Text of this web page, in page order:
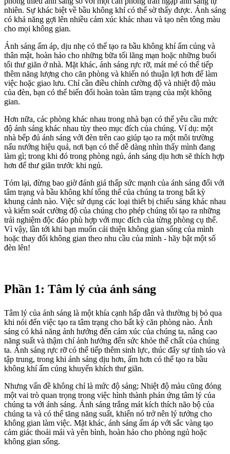
nhiên. Sự khác biệt về bầu không khí có thể sờ thấy được. Ánh sáng
có khả năng gợi lên nhiều cảm xúc khác nhau và tạo nên tông màu
cho mọi không gian.
Ánh sáng ấm áp, dịu nhẹ có thể tạo ra bầu không khí ấm cúng và
thân mật, hoàn hảo cho những bữa tối lãng mạn hoặc những buổi
tối thư giãn ở nhà. Mặt khác, ánh sáng rực rỡ, mát mẻ có thể tiếp
thêm năng lượng cho căn phòng và khiến nó thuận lợi hơn để làm
việc hoặc giao lưu. Chỉ cần điều chỉnh cường độ và nhiệt độ màu
của đèn, bạn có thể biến đổi hoàn toàn tâm trạng của một không
gian.
Hơn nữa, các phòng khác nhau trong nhà bạn có thể yêu cầu mức
độ ánh sáng khác nhau tùy theo mục đích của chúng. Ví dụ: một
nhà bếp đủ ánh sáng với đèn trên cao giúp tạo ra một môi trường
nấu nướng hiệu quả, nơi bạn có thể dễ dàng nhìn thấy mình đang
làm gì; trong khi đó trong phòng ngủ, ánh sáng dịu hơn sẽ thích hợp
hơn để thư giãn trước khi ngủ.
Tóm lại, đừng bao giờ đánh giá thấp sức mạnh của ánh sáng đối với
tâm trạng và bầu không khí tổng thể của chúng ta trong bất kỳ
khung cảnh nào. Việc sử dụng các loại thiết bị chiếu sáng khác nhau
và kiểm soát cường độ của chúng cho phép chúng tôi tạo ra những
trải nghiệm độc đáo phù hợp với mục đích của từng phòng cụ thể.
Vì vậy, lần tới khi bạn muốn cải thiện không gian sống của mình
hoặc thay đổi không gian theo nhu cầu của mình - hãy bật một số
đèn lên!
Phần 1: Tâm lý của ánh sáng
Tâm lý của ánh sáng là một khía cạnh hấp dẫn và thường bị bỏ qua
khi nói đến việc tạo ra tâm trạng cho bất kỳ căn phòng nào. Ánh
sáng có khả năng ảnh hưởng đến cảm xúc của chúng ta, nâng cao
năng suất và thậm chí ảnh hưởng đến sức khỏe thể chất của chúng
ta. Ánh sáng rực rỡ có thể tiếp thêm sinh lực, thúc đẩy sự tỉnh táo và
tập trung, trong khi ánh sáng dịu hơn, ấm hơn có thể tạo ra bầu
không khí ấm cúng khuyến khích thư giãn.
Nhưng vấn đề không chỉ là mức độ sáng; Nhiệt độ màu cũng đóng
một vai trò quan trọng trong việc hình thành phản ứng tâm lý của
chúng ta với ánh sáng. Ánh sáng trắng mát kích thích não bộ của
chúng ta và có thể tăng năng suất, khiến nó trở nên lý tưởng cho
không gian làm việc. Mặt khác, ánh sáng ấm áp với sắc vàng tạo
cảm giác thoải mái và yên bình, hoàn hảo cho phòng ngủ hoặc
không gian sống.